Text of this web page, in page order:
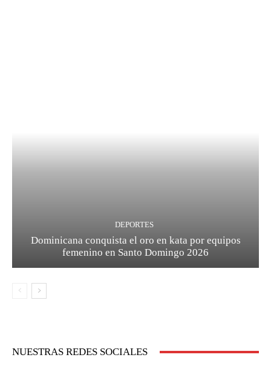
DEPORTES
Dominicana conquista el oro en kata por equipos
femenino en Santo Domingo 2026
NUESTRAS REDES SOCIALES